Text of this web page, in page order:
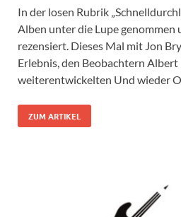
In der losen Rubrik
Alben unter die Lupe genommen
rezensiert. Dieses Mal mit Jon
Erlebnis, den Beobachtern Albert
weiterentwickelten Und wieder
ZUM ARTIKEL